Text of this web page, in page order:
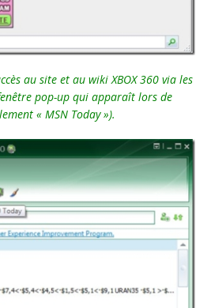
au site et au wiki XBOX 360 via les
pop-up qui apparaît lors de
« MSN Today »).